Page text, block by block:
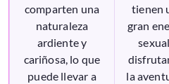
comparten una
naturaleza
ardiente y
cariñosa, lo que
puede llevar a
tienen
gran
la